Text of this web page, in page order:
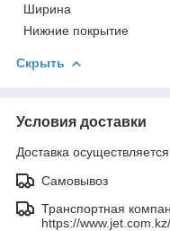
Ширина
Нижние покрытие
Скрыть
Условия доставки
Доставка
Самовывоз
Транспортная
https://www.jet.com.kz/